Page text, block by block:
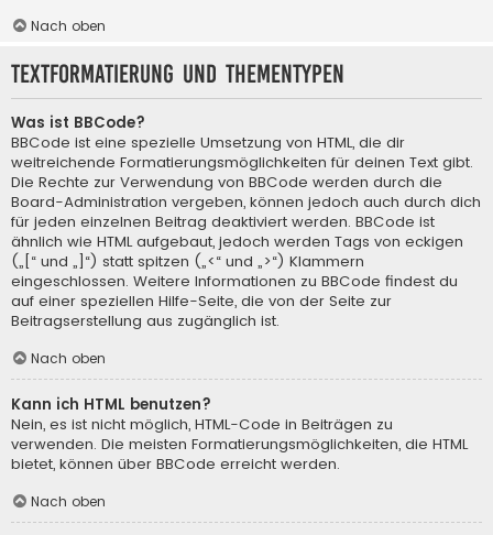
Nach oben
Textformatierung und Thementypen
Was ist BBCode?
BBCode ist eine spezielle Umsetzung von HTML, die dir
weitreichende Formatierungsmöglichkeiten für deinen Text gibt.
Die Rechte zur Verwendung von BBCode werden durch die
Board-Administration vergeben, können jedoch auch durch dich
für jeden einzelnen Beitrag deaktiviert werden. BBCode ist
ähnlich wie HTML aufgebaut, jedoch werden Tags von eckigen
(„[“ und „]“) statt spitzen („<“ und „>“) Klammern
eingeschlossen. Weitere Informationen zu BBCode findest du
auf einer speziellen Hilfe-Seite, die von der Seite zur
Beitragserstellung aus zugänglich ist.
Nach oben
Kann ich HTML benutzen?
Nein, es ist nicht möglich, HTML-Code in Beiträgen zu
verwenden. Die meisten Formatierungsmöglichkeiten, die HTML
bietet, können über BBCode erreicht werden.
Nach oben